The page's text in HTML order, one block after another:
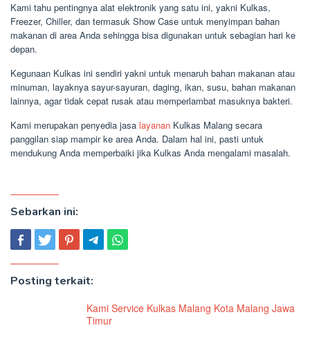
Kami tahu pentingnya alat elektronik yang satu ini, yakni Kulkas,
Freezer, Chiller, dan termasuk Show Case untuk menyimpan bahan
makanan di area Anda sehingga bisa digunakan untuk sebagian hari ke
depan.
Kegunaan Kulkas ini sendiri yakni untuk menaruh bahan makanan atau
minuman, layaknya sayur-sayuran, daging, ikan, susu, bahan makanan
lainnya, agar tidak cepat rusak atau memperlambat masuknya bakteri.
Kami merupakan penyedia jasa layanan Kulkas Malang secara
panggilan siap mampir ke area Anda. Dalam hal ini, pasti untuk
mendukung Anda memperbaiki jika Kulkas Anda mengalami masalah.
Sebarkan ini:
Posting terkait:
Kami Service Kulkas Malang Kota Malang Jawa
Timur